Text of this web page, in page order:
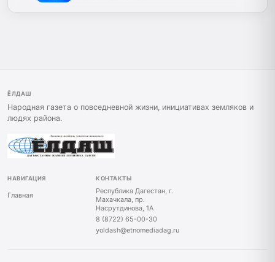
ЁЛДАШ
Народная газета о повседневной жизни, инициативах земляков и
людях района.
НАВИГАЦИЯ
Главная
КОНТАКТЫ
Республика Дагестан, г.
Махачкала, пр.
Насрутдинова, 1А
8 (8722) 65-00-30
yoldash@etnomediadag.ru